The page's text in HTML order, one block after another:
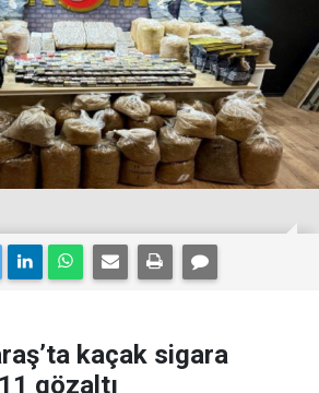
kaçak sigara
gözaltı